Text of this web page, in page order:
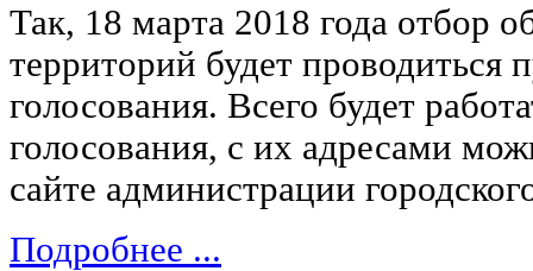
Так, 18 марта 2018 года отбор
территорий будет проводиться
голосования. Всего будет
голосования, с их адресами
сайте администрации
Подробнее ...